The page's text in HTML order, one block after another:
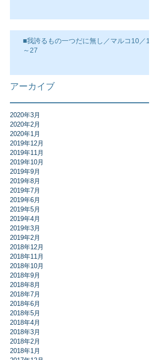
■我誇るもの一つだに無し／マルコ10／17
～27
アーカイブ
2020年3月
2020年2月
2020年1月
2019年12月
2019年11月
2019年10月
2019年9月
2019年8月
2019年7月
2019年6月
2019年5月
2019年4月
2019年3月
2019年2月
2018年12月
2018年11月
2018年10月
2018年9月
2018年8月
2018年7月
2018年6月
2018年5月
2018年4月
2018年3月
2018年2月
2018年1月